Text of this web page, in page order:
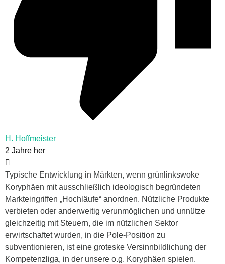
H. Hoffmeister
2 Jahre her
Typische Entwicklung in Märkten, wenn grünlinkswoke
Koryphäen mit ausschließlich ideologisch begründeten
Markteingriffen „Hochläufe“ anordnen. Nützliche Produkte
verbieten oder anderweitig verunmöglichen und unnütze
gleichzeitig mit Steuern, die im nützlichen Sektor
erwirtschaftet wurden, in die Pole-Position zu
subventionieren, ist eine groteske Versinnbildlichung der
Kompetenzliga, in der unsere o.g. Koryphäen spielen.